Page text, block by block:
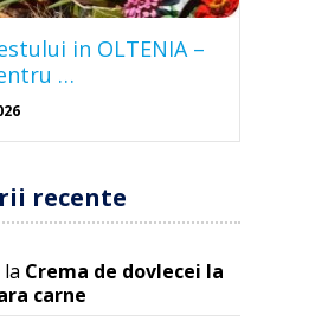
in OLTENIA –
…
recente
la Crema de dovlecei la
carne